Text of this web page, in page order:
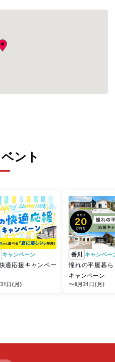
ント
キャンペーン
適応援キャンペー
日(月)
香川 キャンペー
憧れの平屋暮
キャンペーン
〜8月31日(月)